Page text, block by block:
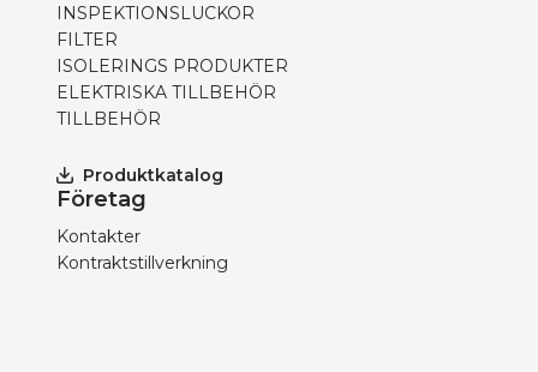
INSPEKTIONSLUCKOR
FILTER
ISOLERINGS PRODUKTER
ELEKTRISKA TILLBEHÖR
TILLBEHÖR
Produktkatalog
Företag
Kontakter
Kontraktstillverkning